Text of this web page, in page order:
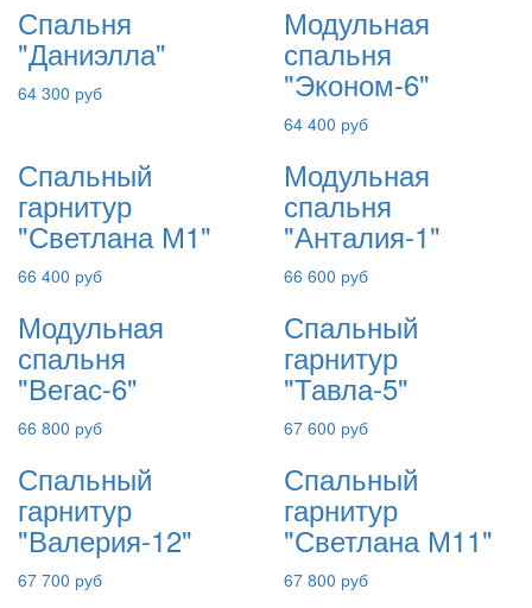
Спальня
"Даниэлла"
64 300 руб
Модульная
спальня
"Эконом-6"
64 400 руб
Спальный
гарнитур
"Светлана М1"
66 400 руб
Модульная
спальня
"Анталия-1"
66 600 руб
Модульная
спальня
"Вегас-6"
66 800 руб
Спальный
гарнитур
"Тавла-5"
67 600 руб
Спальный
гарнитур
"Валерия-12"
67 700 руб
Спальный
гарнитур
"Светлана М11"
67 800 руб